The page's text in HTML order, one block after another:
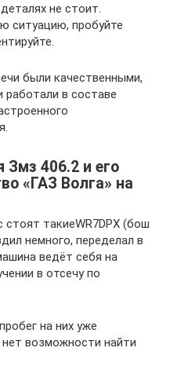
не стоит.
ситуацию, пробуйте
были качественными,
работали в составе
Змз 406.2 и его
«ГАЗ Волга» на
такиеWR7DPX (бош
немного, переделал в
ведёт себя на
в отсечу по
на них уже
возможности найти